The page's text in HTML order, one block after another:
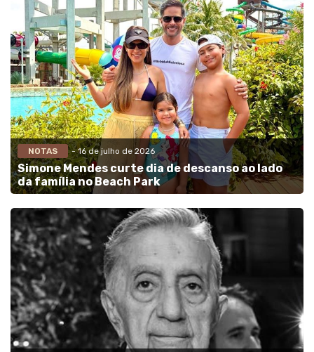
NOTAS - 16 de julho de 2026
Simone Mendes curte dia de descanso ao lado
da família no Beach Park